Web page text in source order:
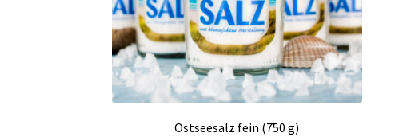
Ostseesalz fein (750 g)